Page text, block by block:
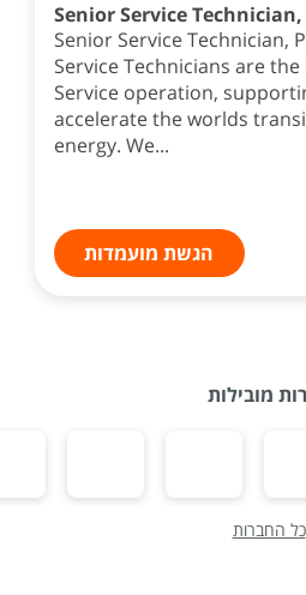
Senior Service
Senior Service Technician,
Service Technicians are
Service operation,
accelerate the worlds
energy. We...
הגשת מועמדות
מובילות
כל החברות